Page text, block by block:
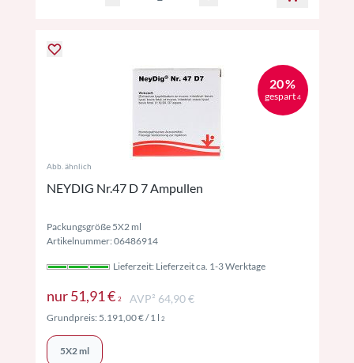
20 %
gespart 4
Abb. ähnlich
NEYDIG Nr.47 D 7 Ampullen
Packungsgröße 5X2 ml
Artikelnummer: 06486914
Lieferzeit: Lieferzeit ca. 1-3 Werktage
nur51,91 € 2Preise inkl. MwSt. ggf. zzgl. Versand
AVP² 64,90 €
Grundpreis: 5.191,00 €/ 1 l 2Preise inkl. MwSt. ggf. zzgl. Versand
5X2 ml